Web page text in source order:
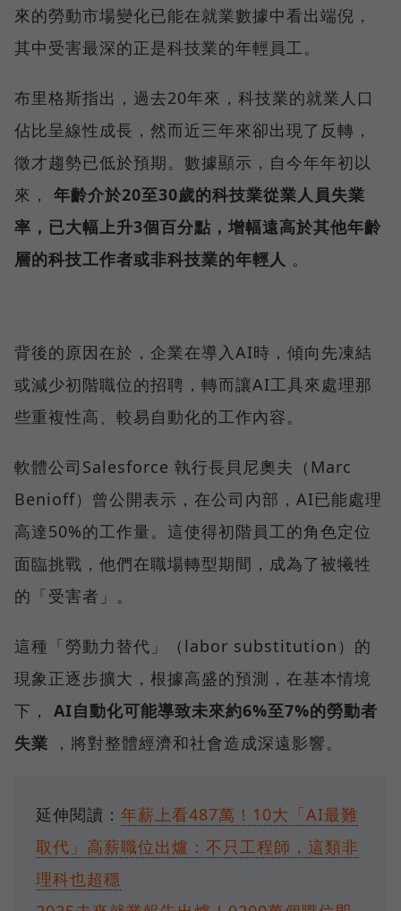
來的勞動市場變化已能在就業數據中看出端倪，
其中受害最深的正是科技業的年輕員工。
布里格斯指出，過去20年來，科技業的就業人口
佔比呈線性成長，然而近三年來卻出現了反轉，
徵才趨勢已低於預期。數據顯示，自今年年初以
來， 年齡介於20至30歲的科技業從業人員失業
率，已大幅上升3個百分點，增幅遠高於其他年齡
層的科技工作者或非科技業的年輕人 。
背後的原因在於，企業在導入AI時，傾向先凍結
或減少初階職位的招聘，轉而讓AI工具來處理那
些重複性高、較易自動化的工作內容。
軟體公司Salesforce 執行長貝尼奧夫（Marc
Benioff）曾公開表示，在公司內部，AI已能處理
高達50%的工作量。這使得初階員工的角色定位
面臨挑戰，他們在職場轉型期間，成為了被犧牲
的「受害者」。
這種「勞動力替代」（labor substitution）的
現象正逐步擴大，根據高盛的預測，在基本情境
下， AI自動化可能導致未來約6%至7%的勞動者
失業 ，將對整體經濟和社會造成深遠影響。
延伸閱讀： 年薪上看487萬！10大「AI最難
取代」高薪職位出爐：不只工程師，這類非
理科也超穩